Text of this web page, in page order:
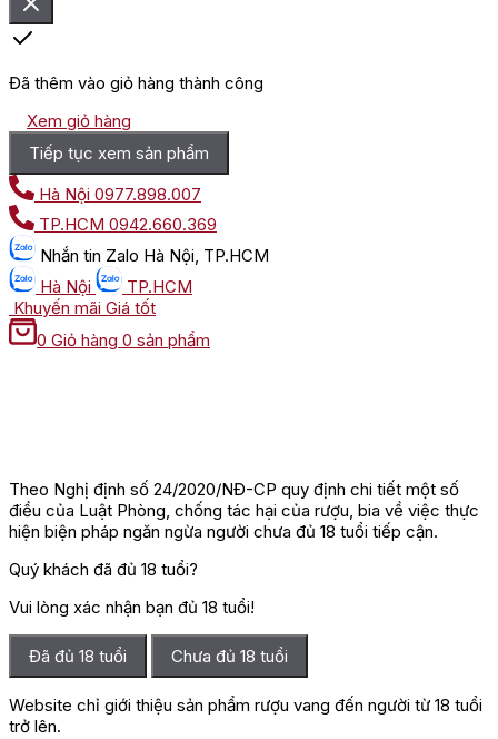
Đã thêm vào giỏ hàng thành công
Xem giỏ hàng
Tiếp tục xem sản phẩm
Hà Nội 0977.898.007
TP.HCM 0942.660.369
Nhắn tin Zalo Hà Nội, TP.HCM
Hà Nội
TP.HCM
Khuyến mãi Giá tốt
0 Giỏ hàng 0 sản phẩm
Theo Nghị định số 24/2020/NĐ-CP quy định chi tiết một số
điều của Luật Phòng, chống tác hại của rượu, bia về việc thực
hiện biện pháp ngăn ngừa người chưa đủ 18 tuổi tiếp cận.
Quý khách đã đủ 18 tuổi?
Vui lòng xác nhận bạn đủ 18 tuổi!
Đã đủ 18 tuổi Chưa đủ 18 tuổi
Website chỉ giới thiệu sản phẩm rượu vang đến người từ 18 tuổi
trở lên.